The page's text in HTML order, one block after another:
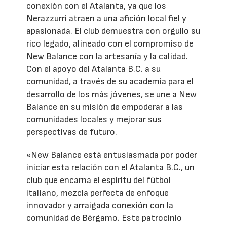
conexión con el Atalanta, ya que los
Nerazzurri atraen a una afición local fiel y
apasionada. El club demuestra con orgullo su
rico legado, alineado con el compromiso de
New Balance con la artesanía y la calidad.
Con el apoyo del Atalanta B.C. a su
comunidad, a través de su academia para el
desarrollo de los más jóvenes, se une a New
Balance en su misión de empoderar a las
comunidades locales y mejorar sus
perspectivas de futuro.
«New Balance está entusiasmada por poder
iniciar esta relación con el Atalanta B.C., un
club que encarna el espíritu del fútbol
italiano, mezcla perfecta de enfoque
innovador y arraigada conexión con la
comunidad de Bérgamo. Este patrocinio